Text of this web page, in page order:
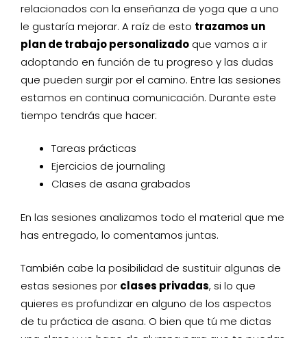
relacionados con la enseñanza de yoga que a uno
le gustaría mejorar. A raíz de esto trazamos un
plan de trabajo personalizado que vamos a ir
adoptando en función de tu progreso y las dudas
que pueden surgir por el camino. Entre las sesiones
estamos en continua comunicación. Durante este
tiempo tendrás que hacer:
Tareas prácticas
Ejercicios de journaling
Clases de asana grabados
En las sesiones analizamos todo el material que me
has entregado, lo comentamos juntas.
También cabe la posibilidad de sustituir algunas de
estas sesiones por clases privadas, si lo que
quieres es profundizar en alguno de los aspectos
de tu práctica de asana. O bien que tú me dictas